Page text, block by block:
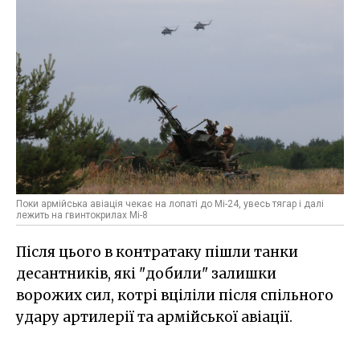
Поки армійська авіація чекає на лопаті до Мі-24, увесь тягар і далі
лежить на гвинтокрилах Мі-8
Після цього в контратаку пішли танки
десантників, які "добили" залишки
ворожих сил, котрі вціліли після спільного
удару артилерії та армійської авіації.